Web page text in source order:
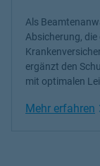
Als
Absicherung,
ergänzt den
mit optimalen
Mehr erfahren